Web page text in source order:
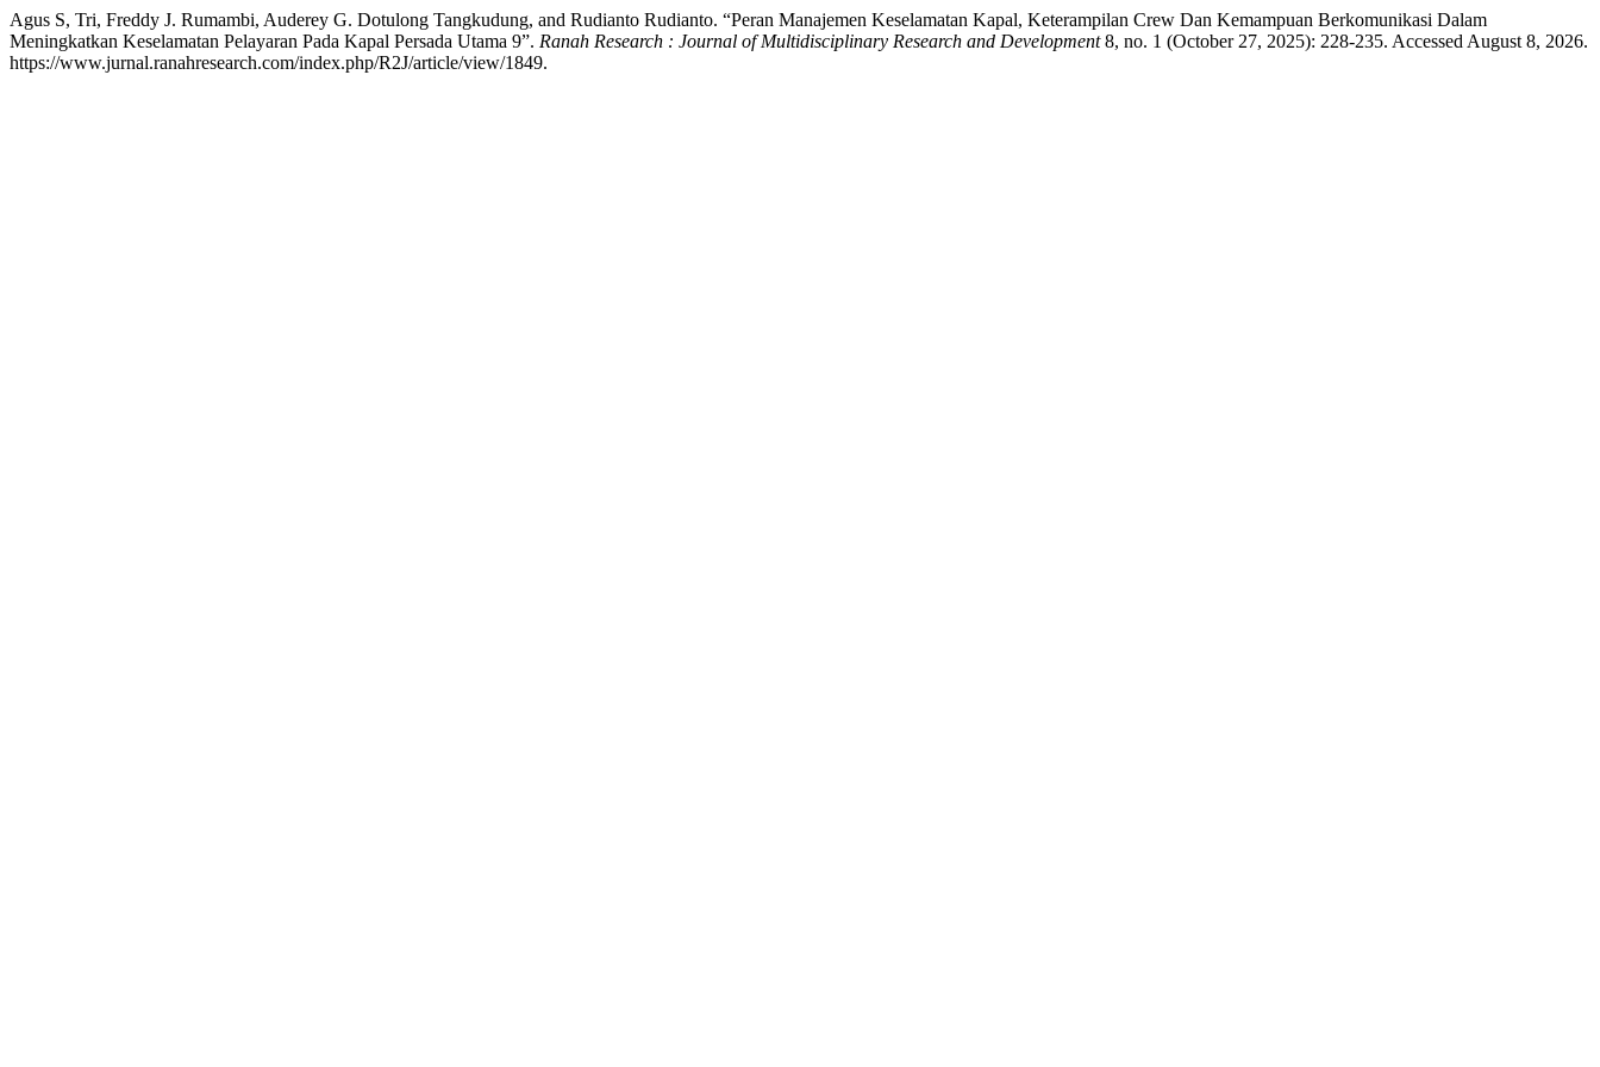
Agus S, Tri, Freddy J. Rumambi, Auderey G. Dotulong Tangkudung, and Rudianto Rudianto. “Peran Manajemen Keselamatan Kapal, Keterampilan Crew Dan Kemampuan Berkomunikasi Dalam
Meningkatkan Keselamatan Pelayaran Pada Kapal Persada Utama 9”. Ranah Research : Journal of Multidisciplinary Research and Development8, no. 1 (October 27, 2025): 228-235. Accessed August 8, 2026.
https://www.jurnal.ranahresearch.com/index.php/R2J/article/view/1849.